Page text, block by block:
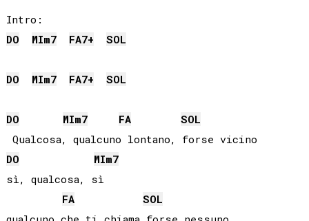
DO
MIm7 FA7+ SOL
DO MIm7 FA7+ SOL
DO MIm7 FA
SOL
DO
MIm7
sì, qualcosa, sì
FA
SOL